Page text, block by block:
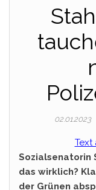
02.01.2023
Text
Sozialsenatorin
das wirklich?
der Grünen